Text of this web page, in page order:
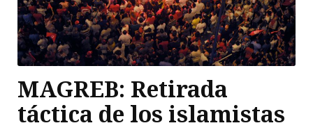
MAGREB: Retirada
táctica de los islamistas